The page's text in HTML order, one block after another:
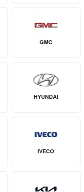
GMC
HYUNDAI
IVECO